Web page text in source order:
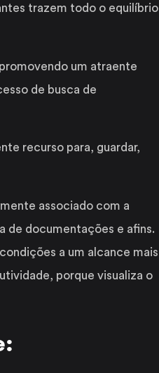
trazem todo o equilíbrio
um atraente
de busca de
recurso para, guardar,
associado com a
de documentações e afins.
a um alcance mais
porque visualiza o